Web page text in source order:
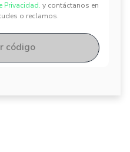
Privacidad. y contáctanos en
o reclamos.
código